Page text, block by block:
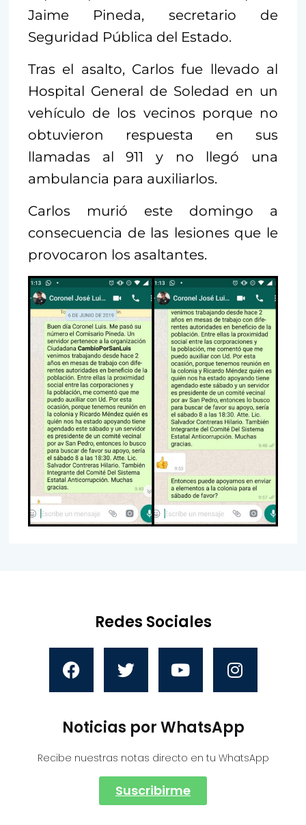
Jaime Pineda, secretario de
Seguridad Pública del Estado.
Tras el asalto, Carlos fue llevado al
Hospital General de Soledad en un
vehículo de los vecinos porque no
obtuvieron respuesta en sus
llamadas al 911 y no llegó una
ambulancia para auxiliarlos.
Carlos murió este domingo a
consecuencia de las lesiones que le
provocaron los asaltantes.
Redes Sociales
Noticias por WhatsApp
Recibe nuestras notas directo en tu WhatsApp
Suscribirme